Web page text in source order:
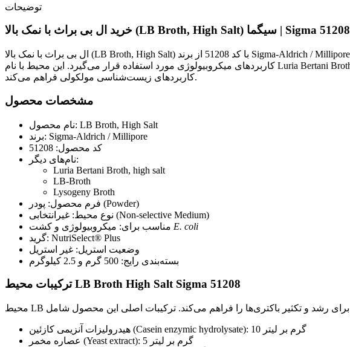
توضیحات
خرید ال بی براث با نمک بالا (LB Broth, High Salt) سیگما | Sigma 51208
ال بی براث با نمک بالا (LB Broth, High Salt) با کد 51208 از برند Sigma-Aldrich / Millipore یک محیط کشت میکروبی پودری و غیرانتخابی است که برای رشد و تکثیر باکتری Escherichia coli (E. coli) و سایر
کاربردهای میکروبیولوژی مورد استفاده قرار می‌گیرد. این محیط با نام Luria Bertani Broth, high salt نیز شناخته می‌شود و به دلیل ترکیب استاندارد مواد مغذی، محیطی مناسب برای رشد سریع باکتری‌ها و
کاربردهای زیست‌شناسی مولکولی فراهم می‌کند.
مشخصات محصول
نام محصول: LB Broth, High Salt
برند: Sigma-Aldrich / Millipore
کد محصول: 51208
نام‌های دیگر:
Luria Bertani Broth, high salt
LB-Broth
Lysogeny Broth
فرم محصول: پودر (Powder)
نوع محیط: غیرانتخابی (Non-selective Medium)
E. coli
گرید: NutriSelect® Plus
وضعیت استریل: غیر استریل
بسته‌بندی رایج: 500 گرم و 2.5 کیلوگرم
ترکیبات محیط LB Broth High Salt Sigma 51208
هیدرولیزات آنزیمی کازئین (Casein enzymic hydrolysate): 10 گرم بر لیتر
عصاره مخمر (Yeast extract): 5 گرم بر لیتر